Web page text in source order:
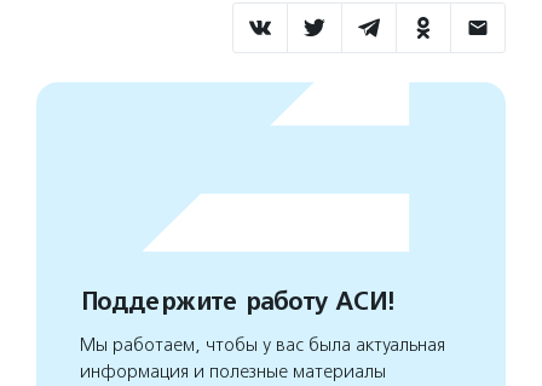
Поддержите работу АСИ!
Мы работаем, чтобы у вас была актуальная
информация и полезные материалы